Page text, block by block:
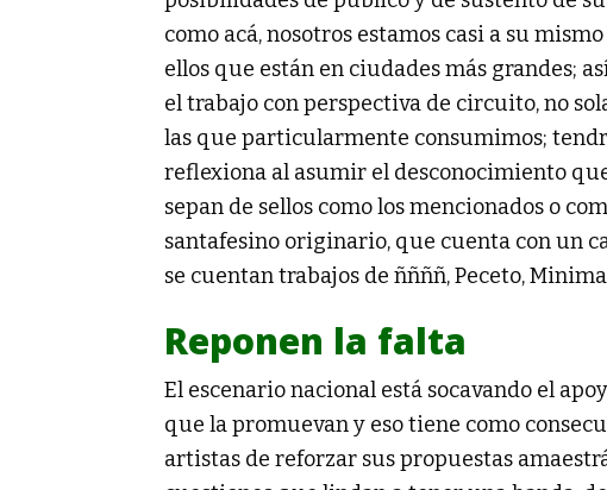
como acá, nosotros estamos casi a su
ellos que están en ciudades más grandes;
el trabajo con perspectiva de circuito, no
las que particularmente consumimos;
reflexiona al asumir el desconocimiento
sepan de sellos como los mencionados o
santafesino originario, que cuenta con un
se cuentan trabajos de ññññ, Peceto,
Reponen la falta
El escenario nacional está socavando el
que la promuevan y eso tiene como
artistas de reforzar sus propuestas